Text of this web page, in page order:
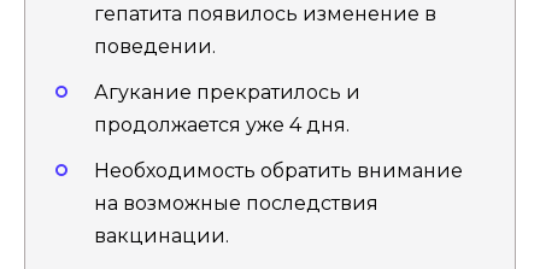
гепатита появилось изменение в
поведении.
Агукание прекратилось и
продолжается уже 4 дня.
Необходимость обратить внимание
на возможные последствия
вакцинации.